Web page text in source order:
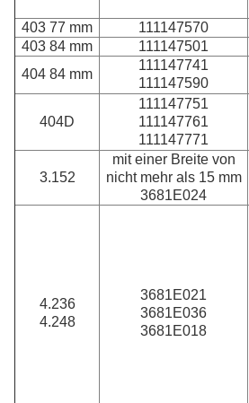
403 77 mm
111147570
403 84 mm
111147501
404 84 mm
111147741
111147590
404D
111147751
111147761
111147771
3.152
mit einer Breite von
nicht mehr als 15 mm
3681E024
4.236
4.248
3681E021
3681E036
3681E018